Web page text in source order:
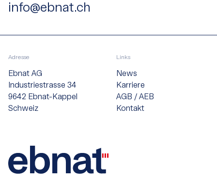
info@ebnat.ch
Adresse
Ebnat AG
Industriestrasse 34
9642 Ebnat-Kappel
Schweiz
Links
News
Karriere
AGB / AEB
Kontakt